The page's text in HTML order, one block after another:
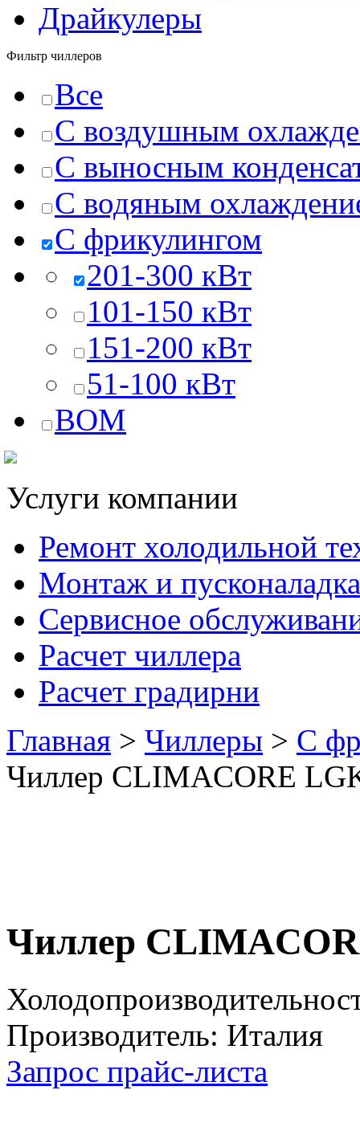
Драйкулеры
Фильтр чиллеров
Все
C воздушным
C выносным
C водяным
С фрикулингом
201-300 кВт
101-150 кВт
151-200 кВт
51-100 кВт
BOM
Услуги компании
Ремонт холодильной
Монтаж и пусконаладка
Сервисное
Расчет чиллера
Расчет градирни
Главная > Чиллеры > С
Чиллер CLIMACORE
Чиллер
Производитель: Италия
Запрос прайс-листа